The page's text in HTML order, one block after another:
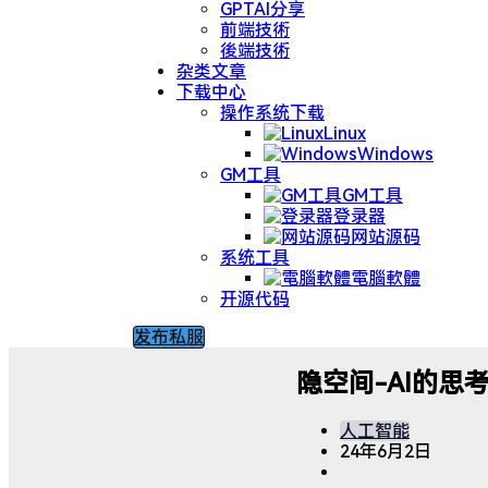
GPTAI分享
前端技術
後端技術
杂类文章
下载中心
操作系统下载
Linux
Windows
GM工具
GM工具
登录器
网站源码
系统工具
電腦軟體
开源代码
发布私服
隐空间-AI的思
人工智能
24年6月2日